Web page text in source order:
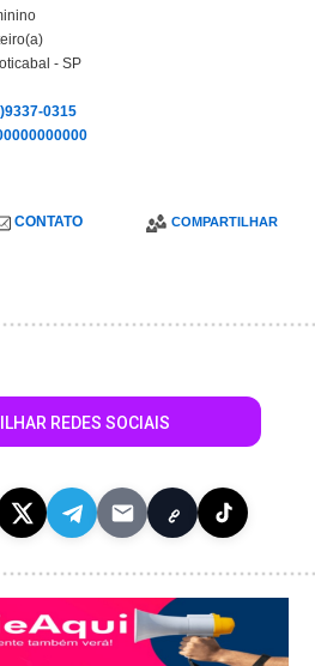
- SP
0315
CONTATO COMPARTILHAR
REDES SOCIAIS